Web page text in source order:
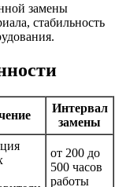
замены
стабильность
Интервал
замены
от 200 до
500 часов
работы